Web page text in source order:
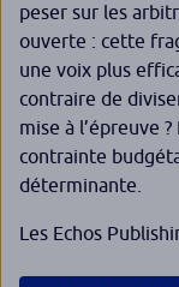
peser sur les
ouverte : cette
une voix plus
contraire de
mise à l’épreuve
contrainte
déterminante.
Les Echos